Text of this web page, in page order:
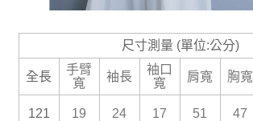
尺寸測量 (單位:公分)
全長
手臂
寬
袖長
袖口
寬
肩寬 胸寬
121 19 24 17 51 47